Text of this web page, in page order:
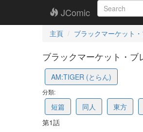
JComic
主頁 ブラックマーケット
ブラックマーケット・
AM:TIGER (とらん)
分類:
短篇 同人 東方
第1話